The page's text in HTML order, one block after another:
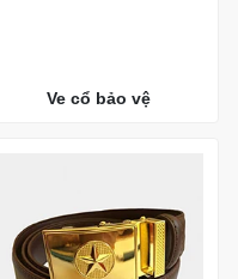
Ve cổ bảo vệ